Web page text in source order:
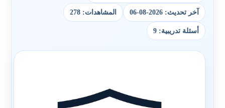
آخر تحديث: 2026-08-06 المشاهدات: 278
أسئلة تدريبية: 9